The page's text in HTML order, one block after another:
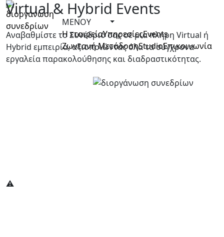
ΜΕΝΟΥ
Η εταιρείαΥπηρεσίεςEvents
Ζωντανή ΜετάδοσηStudioΕπικοινωνία
Virtual & Hybrid Events
Αναβαθμίστε το Συνέδριό σας σε μια πλήρη Virtual ή
Hybrid εμπειρία, αξιοποιώντας όλα τασύγχρονα
εργαλεία παρακολούθησης και διαδραστικότητας.